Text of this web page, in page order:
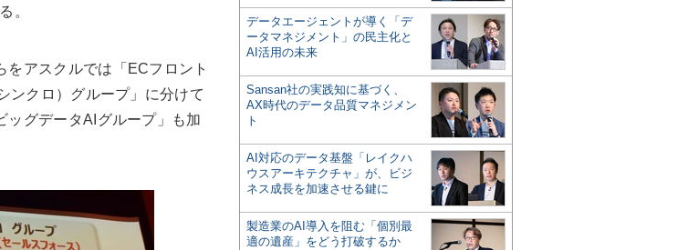
。
アスクルでは「ECフロント
ンクロ）グループ」に分けて
ッグデータAIグループ」も加
データエージェントが導く「デ
ータマネジメント」の民主化と
AI活用の未来
Sansan社の実践知に基づく、
AX時代のデータ品質マネジメン
ト
AI対応のデータ基盤「レイクハ
ウスアーキテクチャ」が、ビジ
ネス成長を加速させる鍵に
製造業のAI導入を阻む「個別最
適の遺産」をどう打破するか